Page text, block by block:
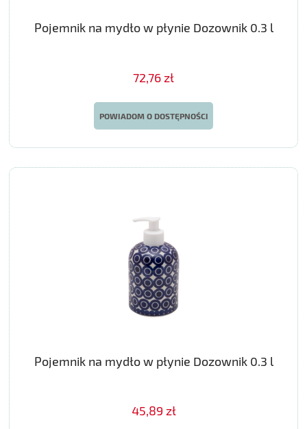
Pojemnik na mydło w płynie Dozownik 0.3 l
72,76 zł
POWIADOM O DOSTĘPNOŚCI
Pojemnik na mydło w płynie Dozownik 0.3 l
45,89 zł